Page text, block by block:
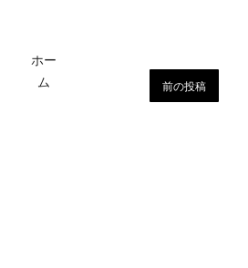
前の投稿
ホー
ム